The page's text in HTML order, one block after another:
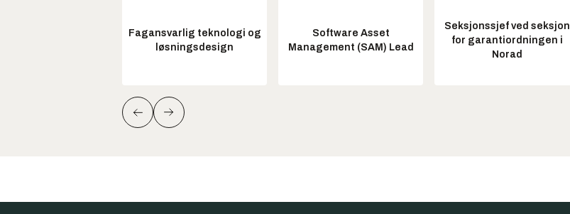
Fagansvarlig teknologi og
løsningsdesign
Software Asset
Management (SAM) Lead
Seksjonssjef ved seksjon
for garantiordningen i
Norad